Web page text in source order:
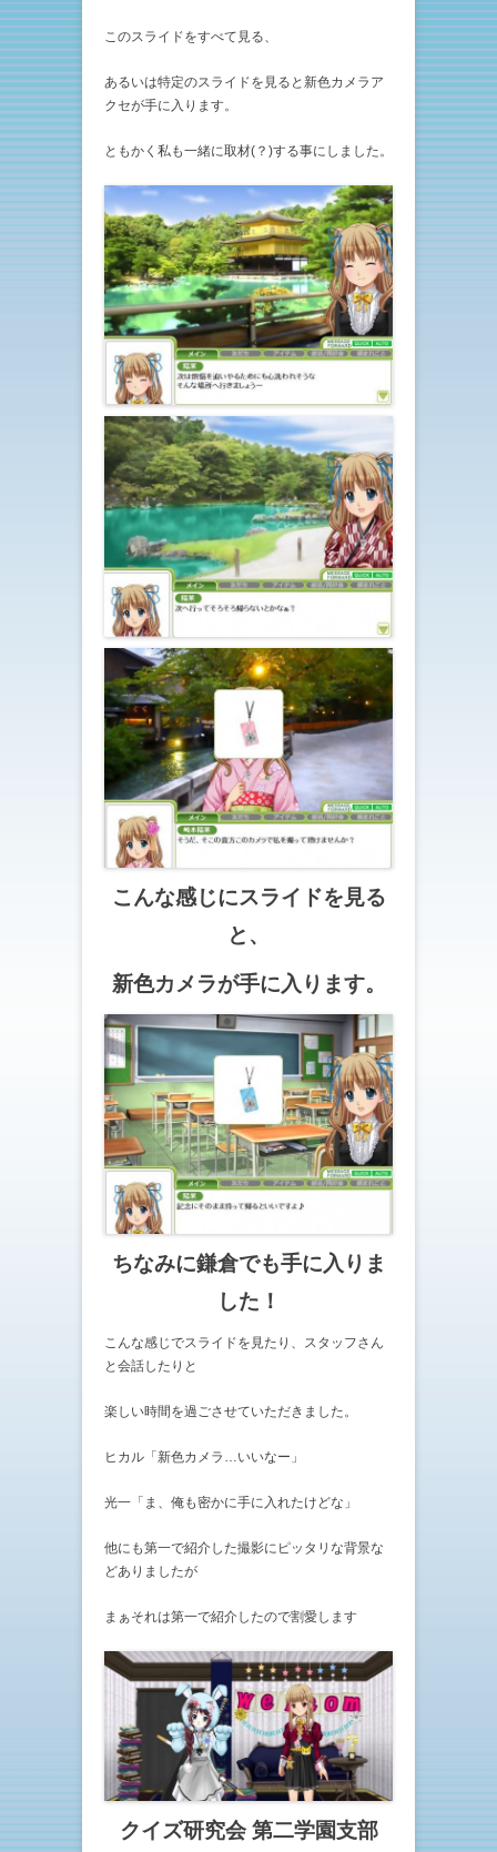
このスライドをすべて見る、
あるいは特定のスライドを見ると新色カメラア
クセが手に入ります。
ともかく私も一緒に取材(？)する事にしました。
こんな感じにスライドを見る
と、
新色カメラが手に入ります。
ちなみに鎌倉でも手に入りま
した！
こんな感じでスライドを見たり、スタッフさん
と会話したりと
楽しい時間を過ごさせていただきました。
ヒカル「新色カメラ…いいなー」
光一「ま、俺も密かに手に入れたけどな」
他にも第一で紹介した撮影にピッタリな背景な
どありましたが
まぁそれは第一で紹介したので割愛します
クイズ研究会 第二学園支部